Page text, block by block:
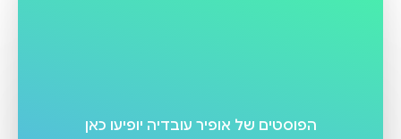
הפוסטים של אופיר עובדיה יופיעו כאן